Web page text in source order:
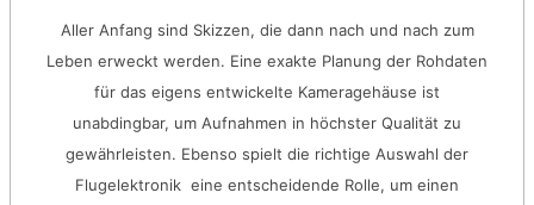
Aller Anfang sind Skizzen, die dann nach und nach zum
Leben erweckt werden. Eine exakte Planung der Rohdaten
für das eigens entwickelte Kameragehäuse ist
unabdingbar, um Aufnahmen in höchster Qualität zu
gewährleisten. Ebenso spielt die richtige Auswahl der
Flugelektronik eine entscheidende Rolle, um einen